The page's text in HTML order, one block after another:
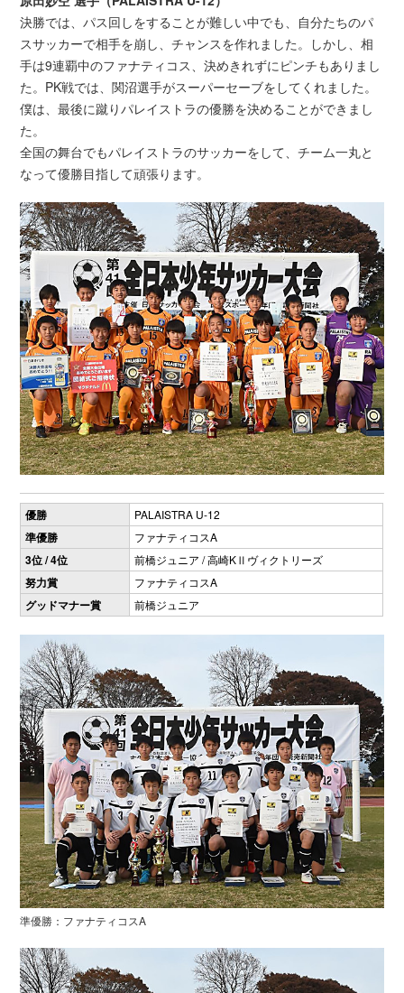
決勝では、パス回しをすることが難しい中でも、自分たちのパ
スサッカーで相手を崩し、チャンスを作れました。しかし、相
手は9連覇中のファナティコス、決めきれずにピンチもありまし
た。PK戦では、関沼選手がスーパーセーブをしてくれました。
僕は、最後に蹴りパレイストラの優勝を決めることができまし
た。
全国の舞台でもパレイストラのサッカーをして、チーム一丸と
なって優勝目指して頑張ります。
優勝 PALAISTRA U-12
準優勝 ファナティコスA
3位 / 4位 前橋ジュニア / 高崎KⅡヴィクトリーズ
努力賞 ファナティコスA
グッドマナー賞 前橋ジュニア
準優勝：ファナティコスA